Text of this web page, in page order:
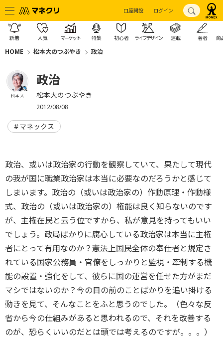
口座開設 ログイン
新着 人気 マーケット 特集 初心者 ライフデザイン 連載 著者 商
HOME 松本大のつぶやき 政治
松本 大
政治
松本大のつぶやき
2012/08/08
マネックス
政治、或いは政治家の行動を観察していて、果たして現代
の我が国に職業政治家は本当に必要なのだろうかと感じて
しまいます。政治の（或いは政治家の）作動原理・作動様
式、政治の（或いは政治家の）権能は良く知らないのです
が、主権在民と云う位ですから、私が意見を持ってもいい
でしょう。政局ばかりに腐心している政治家は本当に主権
者にとって有用なのか？憲法上国民全体の奉仕者と規定さ
れている国家公務員・官僚をしっかりと監視・牽制する機
能の設置・強化をして、彼らに国の運営を任せた方がまだ
マシではないのか？今の目の前のことばかりを追い掛ける
動きを見て、そんなことをふと思うのでした。（色々な反
省から今の仕組みがあると思われるので、それを改善する
のが、恐らくいいのだとは頭では考えるのですが。。。）